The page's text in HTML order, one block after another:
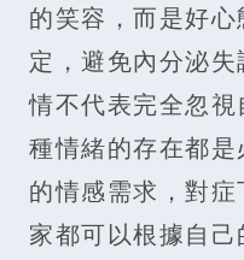
的笑容，而是好
定，避免內分泌
情不代表完全忽
種情緒的存在都
的情感需求，對
家都可以根據自